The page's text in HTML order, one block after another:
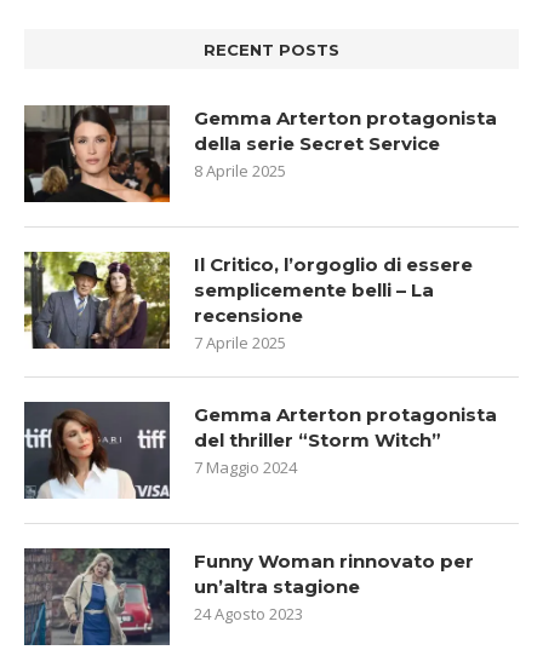
RECENT POSTS
Gemma Arterton protagonista
della serie Secret Service
8 Aprile 2025
Il Critico, l’orgoglio di essere
semplicemente belli – La
recensione
7 Aprile 2025
Gemma Arterton protagonista
del thriller “Storm Witch”
7 Maggio 2024
Funny Woman rinnovato per
un’altra stagione
24 Agosto 2023